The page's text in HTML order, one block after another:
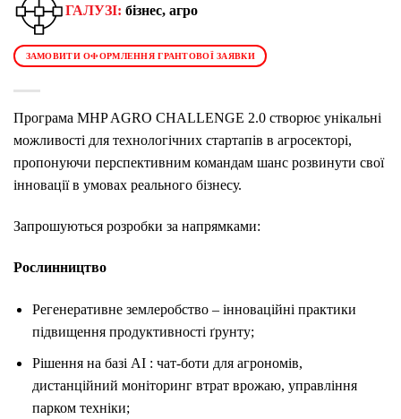
ГАЛУЗІ: бізнес, агро
ЗАМОВИТИ ОФОРМЛЕННЯ ГРАНТОВОЇ ЗАЯВКИ
Програма MHP AGRO CHALLENGE 2.0 створює унікальні
можливості для технологічних стартапів в агросекторі,
пропонуючи перспективним командам шанс розвинути свої
інновації в умовах реального бізнесу.
Запрошуються розробки за напрямками:
Рослинництво
Регенеративне землеробство – інноваційні практики
підвищення продуктивності ґрунту;
Рішення на базі АІ : чат-боти для агрономів,
дистанційний моніторинг втрат врожаю, управління
парком техніки;